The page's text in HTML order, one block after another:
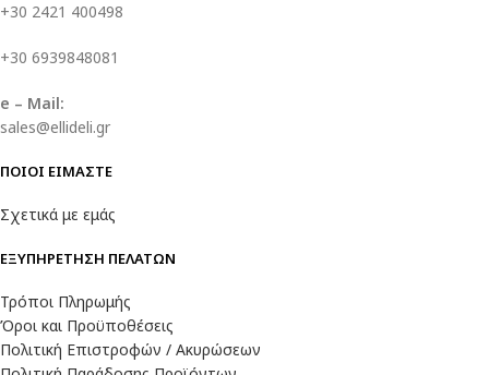
+30 2421 400498
+30 6939848081
e – Mail:
sales@ellideli.gr
ΠΟΙΟΙ ΕΙΜΑΣΤΕ
Σχετικά με εμάς
ΕΞΥΠΗΡΕΤΗΣΗ ΠΕΛΑΤΩΝ
Τρόποι Πληρωμής
Όροι και Προϋποθέσεις
Πολιτική Επιστροφών / Ακυρώσεων